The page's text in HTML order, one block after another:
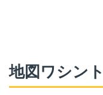
地図ワシン